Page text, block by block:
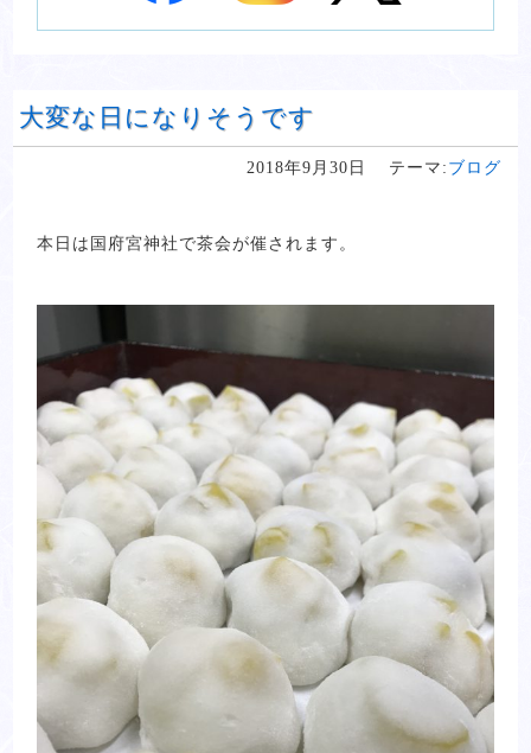
大変な日になりそうです
2018年9月30日 テーマ: ブログ
本日は国府宮神社で茶会が催されます。